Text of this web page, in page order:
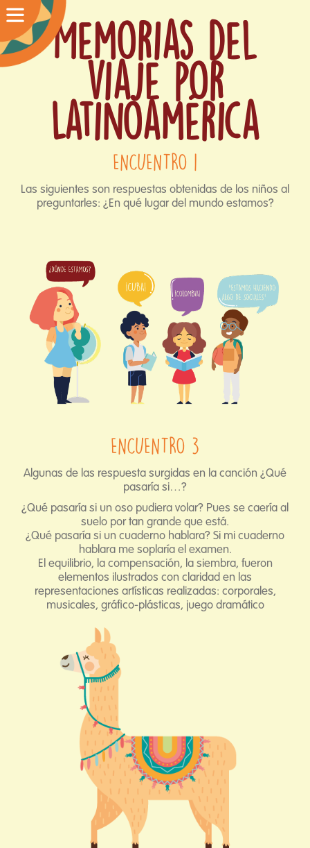
Memorias del
viaje por
Latinoamérica
ENCUENTRO 1
Las siguientes son respuestas obtenidas de los niños al
preguntarles: ¿En qué lugar del mundo estamos?
ENCUENTRO 3
Algunas de las respuesta surgidas en la canción ¿Qué
pasaría si…?
¿Qué pasaría si un oso pudiera volar? Pues se caería al
suelo por tan grande que está.
¿Qué pasaría si un cuaderno hablara? Si mi cuaderno
hablara me soplaría el examen.
El equilibrio, la compensación, la siembra, fueron
elementos ilustrados con claridad en las
representaciones artísticas realizadas: corporales,
musicales, gráfico-plásticas, juego dramático